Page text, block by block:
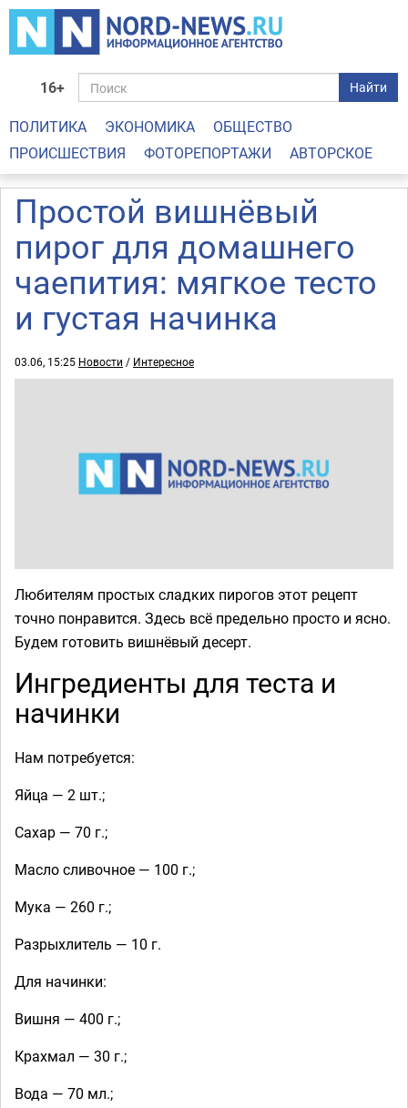
16+ Найти
ПОЛИТИКА ЭКОНОМИКА
ОБЩЕСТВО
ПРОИСШЕСТВИЯ
ФОТОРЕПОРТАЖИ АВТОРСКОЕ
Простой вишнёвый
пирог для домашнего
чаепития: мягкое тесто
и густая начинка
03.06, 15:25 Новости / Интересное
Любителям простых сладких пирогов этот рецепт
точно понравится. Здесь всё предельно просто и ясно.
Будем готовить вишнёвый десерт.
Ингредиенты для теста и
начинки
Нам потребуется:
Яйца — 2 шт.;
Сахар — 70 г.;
Масло сливочное — 100 г.;
Мука — 260 г.;
Разрыхлитель — 10 г.
Для начинки:
Вишня — 400 г.;
Крахмал — 30 г.;
Вода — 70 мл.;